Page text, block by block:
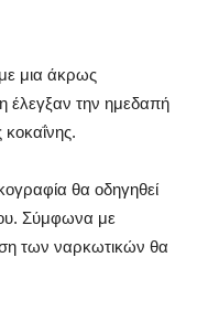
με μια άκρως
έλεγξαν την ημεδαπή
θα οδηγηθεί
Σύμφωνα με
των ναρκωτικών θα